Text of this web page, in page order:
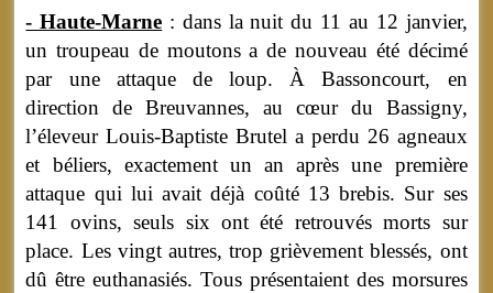
- Haute-Marne : dans la nuit du 11 au 12 janvier,
un troupeau de moutons a de nouveau été décimé
par une attaque de loup. À Bassoncourt, en
direction de Breuvannes, au cœur du Bassigny,
l’éleveur Louis-Baptiste Brutel a perdu 26 agneaux
et béliers, exactement un an après une première
attaque qui lui avait déjà coûté 13 brebis. Sur ses
141 ovins, seuls six ont été retrouvés morts sur
place. Les vingt autres, trop grièvement blessés, ont
dû être euthanasiés. Tous présentaient des morsures